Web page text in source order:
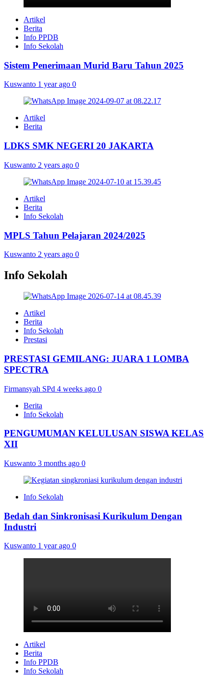
Artikel
Berita
Info PPDB
Info Sekolah
Sistem Penerimaan Murid Baru Tahun 2025
Kuswanto 1 year ago 0
Artikel
Berita
LDKS SMK NEGERI 20 JAKARTA
Kuswanto 2 years ago 0
Artikel
Berita
Info Sekolah
MPLS Tahun Pelajaran 2024/2025
Kuswanto 2 years ago 0
Info Sekolah
Artikel
Berita
Info Sekolah
Prestasi
PRESTASI GEMILANG: JUARA 1 LOMBA
SPECTRA
Firmansyah SPd 4 weeks ago 0
Berita
Info Sekolah
PENGUMUMAN KELULUSAN SISWA KELAS
XII
Kuswanto 3 months ago 0
Info Sekolah
Bedah dan Sinkronisasi Kurikulum Dengan
Industri
Kuswanto 1 year ago 0
Artikel
Berita
Info PPDB
Info Sekolah